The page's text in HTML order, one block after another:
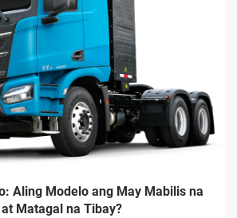
Aling Modelo ang May Mabilis na
Matagal na Tibay?